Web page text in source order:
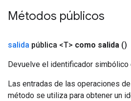
Métodos públicos
salida pública <T> como salida ()
Devuelve el identificador simbólico
Las entradas de las operaciones
método se utiliza para obtener un